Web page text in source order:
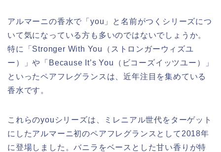
アルマーニの香水で「you」と名前がつくシリーズにつ
いて気になっている方も多いのではないでしょうか。
特に「Stronger With You（ストロンガーウィズユ
ー）」や「Because It’s You（ビコーズイッツユー）」
といったペアフレグランスは、近年注目を集めている
香水です。
これらのyouシリーズは、ミレニアル世代をターゲット
にしたアルマーニ初のペアフレグランスとして2018年
に登場しました。バニラをベースとした甘い香りが特